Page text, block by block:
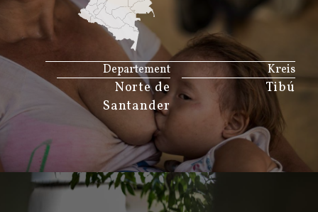
Kreis
Tibú
Departement
Norte de
Santander